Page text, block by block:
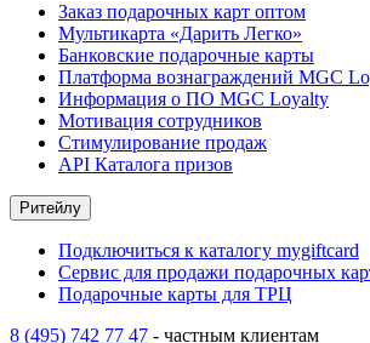
Заказ подарочных карт оптом
Мультикарта «Дарить Легко»
Банковские подарочные карты
Платформа вознаграждений MGC
Информация о ПО MGC Loyalty
Мотивация сотрудников
Стимулирование продаж
API Каталога призов
Ритейлу
Подключиться к каталогу mygiftcard
Сервис для продажи подарочных
Подарочные карты для ТРЦ
8 (495) 742 77 47 - частным клиентам